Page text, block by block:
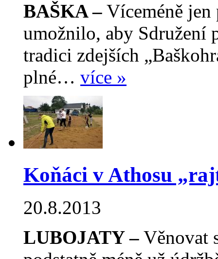
BAŠKA – Víceméně
umožnilo, aby Sdružení
tradici zdejších
plné… více »
Koňáci v Athosu
20.8.2013
LUBOJATY – Věnovat